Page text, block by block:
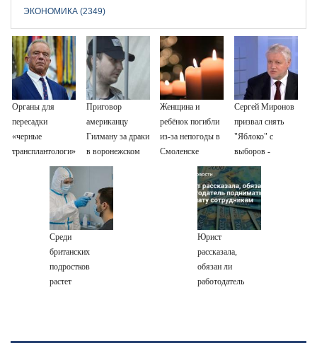
ЭКОНОМИКА (2349)
Органы для
пересадки
«черные
трансплантологи»
извлекали у еще
живых пациентов
Приговор
американцу
Гилману за драки
в воронежском
СИЗО
потребовали
ужесточить -
Новости на
Вести.ru
Женщина и
ребёнок погибли
из-за непогоды в
Смоленске
Сергей Миронов
призвал снять
"Яблоко" с
выборов -
Новости на
Вести.ru
Среди
британских
подростков
растет
Юрист
рассказала,
обязан ли
работодатель